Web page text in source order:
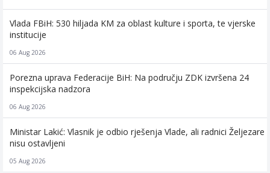
Vlada FBiH: 530 hiljada KM za oblast kulture i sporta, te vjerske
institucije
06 Aug 2026
Porezna uprava Federacije BiH: Na području ZDK izvršena 24
inspekcijska nadzora
06 Aug 2026
Ministar Lakić: Vlasnik je odbio rješenja Vlade, ali radnici Željezare
nisu ostavljeni
05 Aug 2026